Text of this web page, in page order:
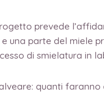
prevede
una parte del miele
di smielatura in
quanti